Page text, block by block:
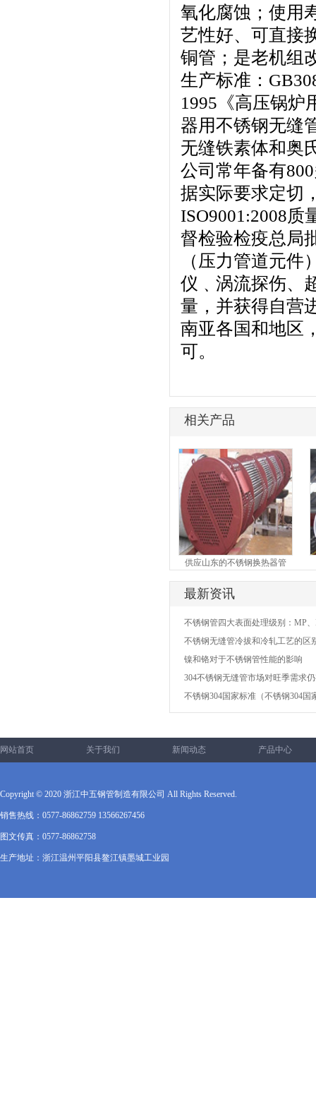
氧化腐蚀；使用
艺性好、可直接
铜管；是老机组
生产标准：
1995《高压锅炉
器用不锈钢无缝
无缝铁素体和奥
公司常年备有
据实际要求定切
ISO9001:2008
督检验检疫总局
（压力管道元件
仪﹑涡流探伤、
量，并获得自营
南亚各国和地区
可。
相关产品
304不锈钢无缝管
最新资讯
不锈钢管四大表面处理级别：MP
不锈钢无缝管冷拔和冷轧工艺的区
镍和铬对于不锈钢管性能的影响
304不锈钢无缝管市场对旺季需求
不锈钢304国家标准（不锈钢304国
网站首页 关于我们 新闻动态 产品中心
Copyright © 2020 浙江中五钢管制造有限公司 All Rights Reserved.
销售热线：0577-86862759 13566267456
图文传真：0577-86862758
生产地址：浙江温州平阳县鳌江镇墨城工业园